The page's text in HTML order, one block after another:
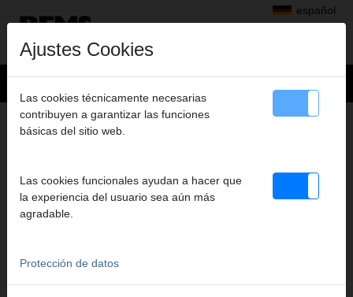
español
Productos>Prensar axial>REMS Ax-Press 25 L 22 V ACC
> Portacuna UNI 12, 2uds
Art. nº. 573630
Für Druckhülsensystem AC-FIX (Global Piping System) / BARBI
GLADIATOR (Industrial Blansol) / BARBI RETICULADO (Industrial
ndar / und andere
Ajustes Cookies
Las cookies técnicamente necesarias
contribuyen a garantizar las funciones
básicas del sitio web.
Las cookies funcionales ayudan a hacer que
la experiencia del usuario sea aún más
agradable.
Protección de datos